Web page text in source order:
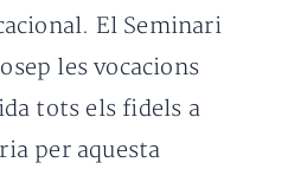
El Seminari
les vocacions
tots els fidels a
per aquesta